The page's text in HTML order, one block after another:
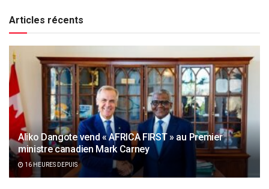
Articles récents
Aliko Dangote vend « AFRICA FIRST » au Premier
ministre canadien Mark Carney
16 HEURES DEPUIS